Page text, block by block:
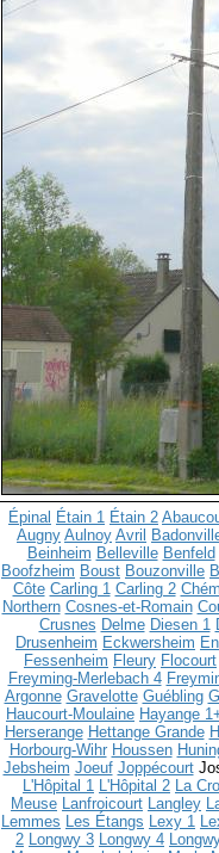
Épinal Étain 1 Étain 2
Augny Aulnoy Avril
Beinheim Belleville Benfeld
Boofzheim Boust Bouzonville
Côte Carling 1 Carling 2
Northern Cosnes-et-Romain
Crusnes Delme Diesen 1
Drusenheim Eckwersheim
Fessenheim Fleury Flocourt
Freyming-Merlebach 4
Argonne Gravelotte Guébling
Haucourt-Moulaine Hayange
Herserange Hettange Grande
Horbourg-Wihr Houssen
Jebsheim Joeuf Joppécourt
L'Hôpital 1 L'Hôpital 2 La
Meuse Lanfroicourt Langley
Lemmes Les Étangs Lexy 1
2 Longwy 3 Longwy 4